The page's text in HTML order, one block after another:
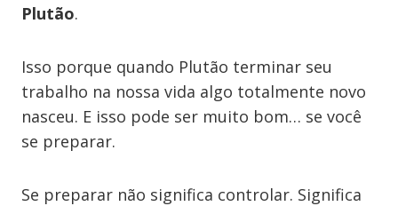
Plutão.
Isso porque quando Plutão terminar seu
trabalho na nossa vida algo totalmente novo
nasceu. E isso pode ser muito bom… se você
se preparar.
Se preparar não significa controlar. Significa